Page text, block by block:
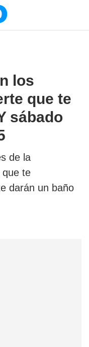
los
que te
sábado
de la
que te
darán un baño